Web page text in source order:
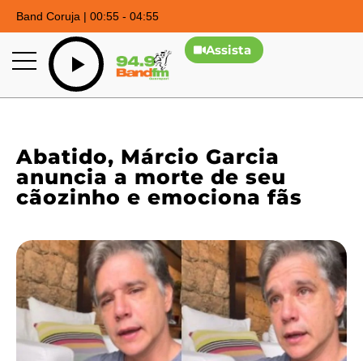
Band Coruja | 00:55 - 04:55
Assista
Abatido, Márcio Garcia
anuncia a morte de seu
cãozinho e emociona fãs